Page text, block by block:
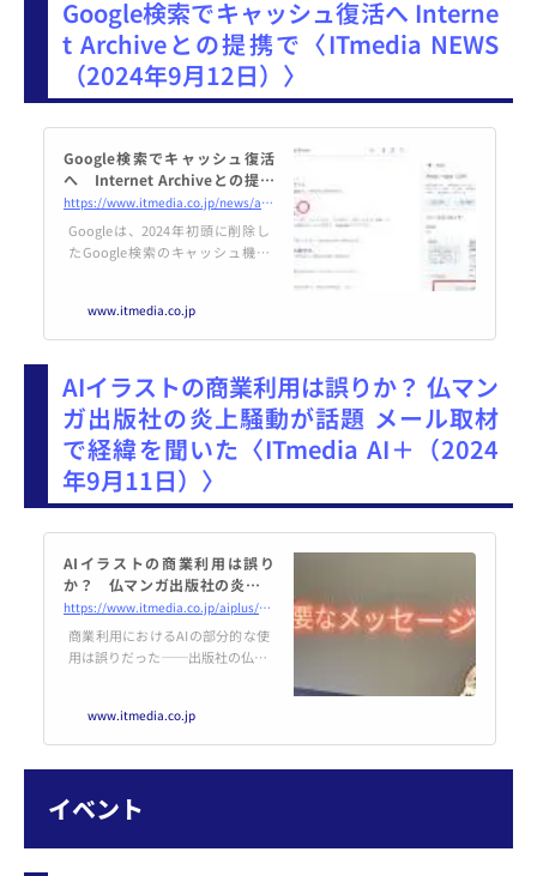
Google検索でキャッシュ復活へ Interne
t Archiveとの提携で〈ITmedia NEWS
（2024年9月12日）〉
Google検索でキャッシュ復活
へ Internet Archiveとの提携
で
https://www.itmedia.co.jp/news/articles/2409/12/news085.html
Googleは、2024年初頭に削除し
たGoogle検索のキャッシュ機能
のWayback Machineで以前の
バージョンを参照」リンクが表示
www.itmedia.co.jp
AIイラストの商業利用は誤りか？ 仏マン
ガ出版社の炎上騒動が話題 メール取材
で経緯を聞いた〈ITmedia AI＋（2024
年9月11日）〉
AIイラストの商業利用は誤り
か？ 仏マンガ出版社の炎上騒
動が話題 メール取材で経緯を
聞いた
https://www.itmedia.co.jp/aiplus/articles/2409/11/news162.html
商業利用におけるAIの部分的な使
用は誤りだった──出版社の仏ch
www.itmedia.co.jp
イベント